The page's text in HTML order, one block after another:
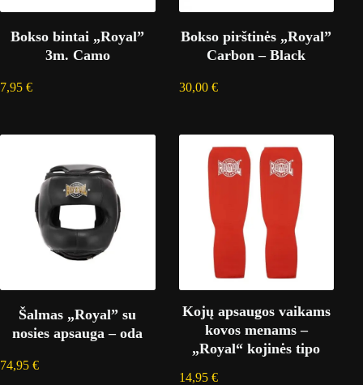
Bokso bintai „Royal”
3m. Camo
7,95 €
Bokso pirštinės „Royal”
Carbon – Black
30,00 €
Šalmas „Royal” su
nosies apsauga – oda
74,95 €
Kojų apsaugos vaikams
kovos menams –
„Royal“ kojinės tipo
14,95 €